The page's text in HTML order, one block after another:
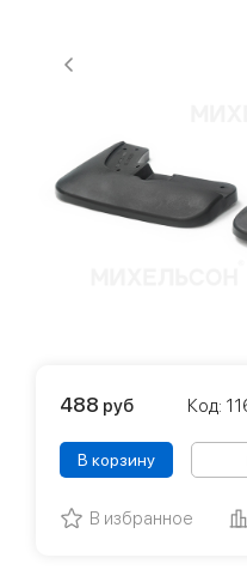
488 руб Код:
В корзину
В избранное